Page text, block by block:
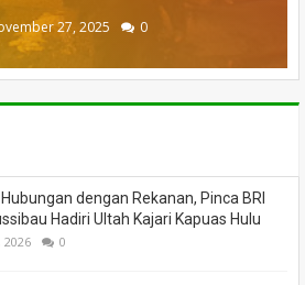
July 05, 2026 0
27, 2025 0
March 26, 2025 0
March 13, 2025 0
18, 2025 0
dengan Rekanan, Pinca BRI
Hadiri Ultah Kajari Kapuas Hulu
2026 0